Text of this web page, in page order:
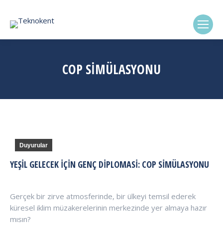
COP SIMÜLASYONU
Duyurular
YEŞIL GELECEK İÇIN GENÇ DIPLOMASI: COP SIMÜLASYONU
Gerçek bir zirve atmosferinde, bir ülkeyi temsil ederek
küresel iklim müzakerelerinin merkezinde yer almaya hazır
mısın?